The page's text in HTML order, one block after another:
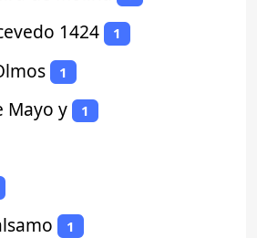
1424 1
1
Mayo y 1
1